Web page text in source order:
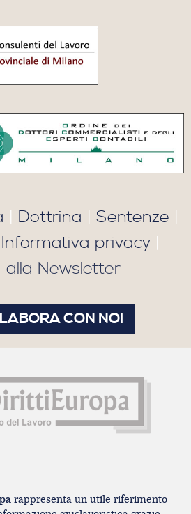
| Dottrina | Sentenze |
Informativa privacy|
alla Newsletter
CON NOI
rappresenta un utile riferimento